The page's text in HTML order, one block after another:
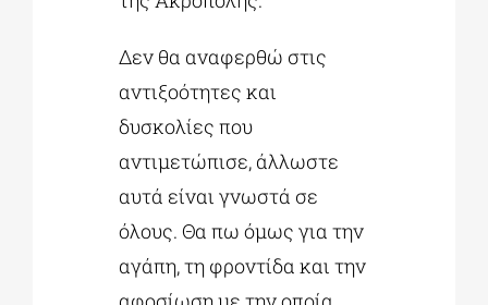
Δεν θα αναφερθώ στις
αντιξοότητες και
δυσκολίες που
αντιμετώπισε, άλλωστε
αυτά είναι γνωστά σε
όλους. Θα πω όμως για την
αγάπη, τη φροντίδα και την